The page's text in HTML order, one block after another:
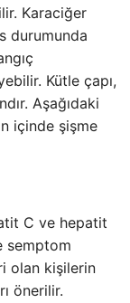
Karaciğer
durumunda
Kütle çapı,
Aşağıdaki
içinde şişme
C ve hepatit
semptom
olan kişilerin
önerilir.